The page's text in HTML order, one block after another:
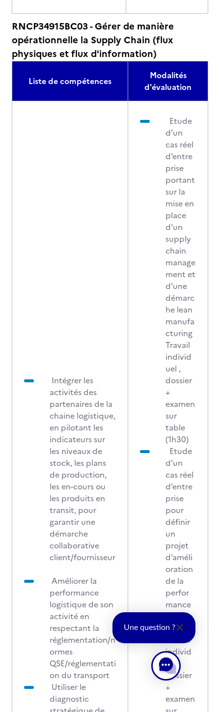
RNCP34915BC03 - Gérer de manière
opérationnelle la Supply Chain (flux
physiques et flux d'information)
Liste de compétences
Modalités
d'évaluation
Intégrer les
activités des
partenaires de la
chaine logistique,
en pilotant les
indicateurs sur
les niveaux de
stock, les plans
de production,
les en-cours ou
les produits en
transit, pour
garantir une
démarche
collaborative
client/fournisseur
Améliorer la
performance
logistique de son
activité en
respectant la
réglementation/n
ormes
QSE/réglementati
on du transport
Utiliser le
diagnostic
Etude
d’un
cas réel
d’entre
prise
portant
sur la
mise en
place
d’un
supply
chain
manage
ment et
d’une
démarc
he lean
manufa
cturing
Travail
individ
uel ,
dossier
+
examen
sur
table
(1h30)
Etude
d’un
cas réel
d’entre
prise
pour
définir
un
projet
d’améli
oration
de la
perfor
mance
logistiq
ue
Travail
individ
uel ,
dossier
+
examen
Une question ?